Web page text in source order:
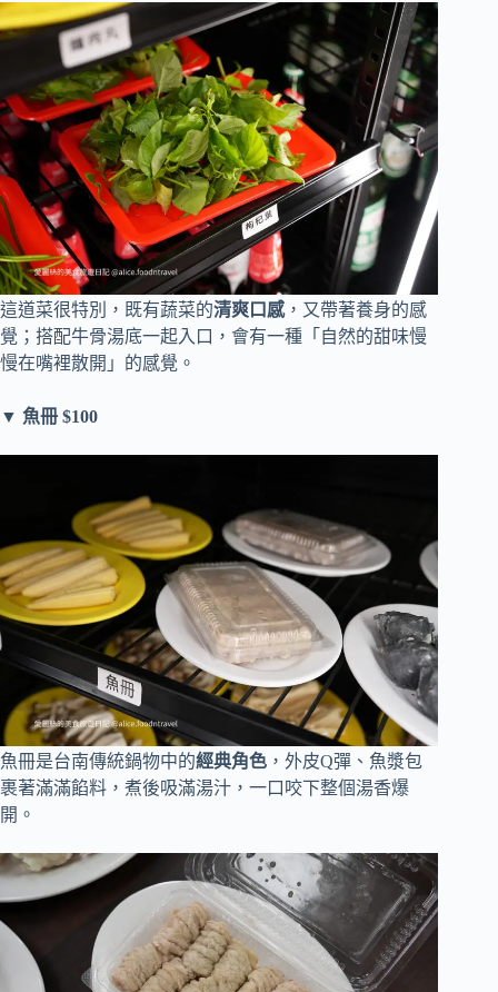
這道菜很特別，既有蔬菜的清爽口感，又帶著養身的感
覺；搭配牛骨湯底一起入口，會有一種「自然的甜味慢
慢在嘴裡散開」的感覺。
▼ 魚冊 $100
魚冊是台南傳統鍋物中的經典角色 ，外皮Q彈、魚漿包
裹著滿滿餡料，煮後吸滿湯汁，一口咬下整個湯香爆
開。